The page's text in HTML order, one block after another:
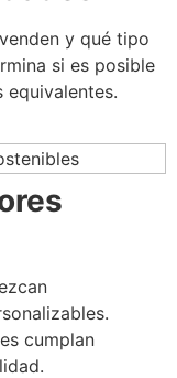
y qué tipo
si es posible
equivalentes.
cumplan